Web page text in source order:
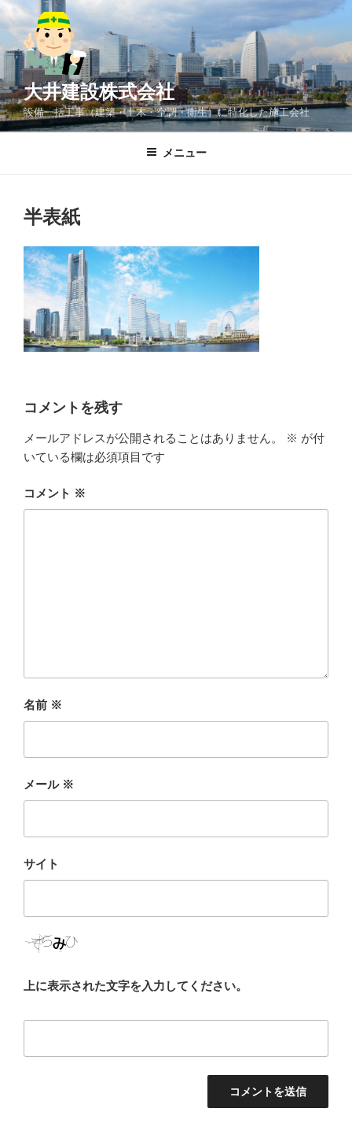
コ
テ
ツ
へ
ス
大井建設株式会社
設備一括工事（建築・土木・空調・衛生）に特化した施工会社
メニュー
半表紙
コメントを残す
メールアドレスが公開されることはありません。 ※ が付
いている欄は必須項目です
コメント ※
名前 ※
メール ※
サイト
上に表示された文字を入力してください。